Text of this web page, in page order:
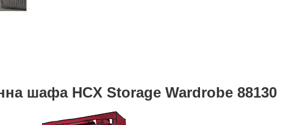
шафа HCX Storage Wardrobe 88130